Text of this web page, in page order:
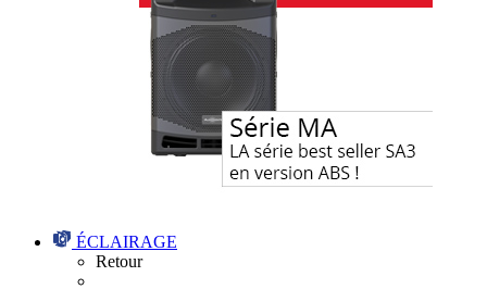
ÉCLAIRAGE
Retour